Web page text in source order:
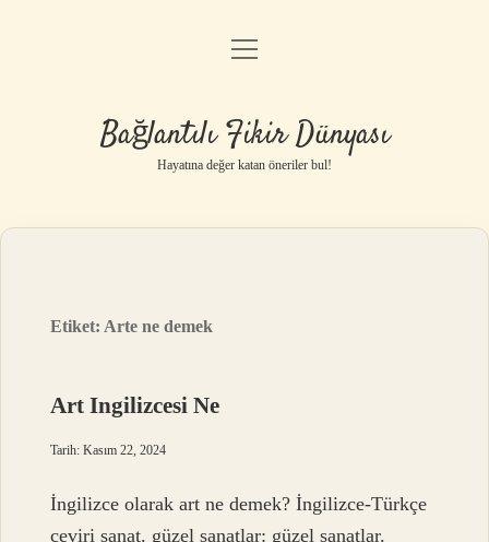
Anasayfa
Yasal Uyarı
menüyü
Bağlantılı Fikir Dünyası
Hayatına değer katan öneriler bul!
Etiket: Arte ne demek
Art Ingilizcesi Ne
Tarih: Kasım 22, 2024
İngilizce olarak art ne demek? İngilizce-Türkçe
çeviri sanat. güzel sanatlar: güzel sanatlar.